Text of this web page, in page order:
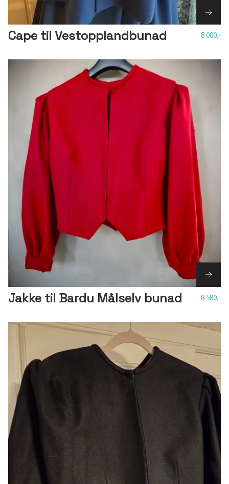
Cape til Vestopplandbunad 8 000,-
Jakke til Bardu Målselv bunad 8 580,-